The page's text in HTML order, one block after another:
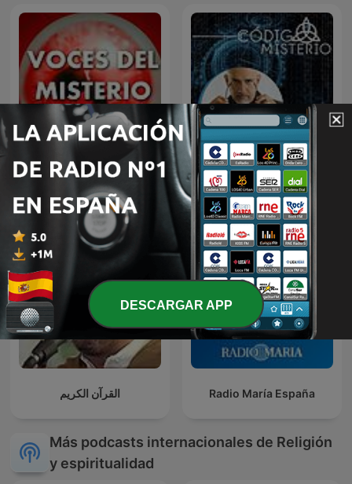
Voces del Misterio Código Misterio
القرآن الكريم Radio María España
Más podcasts internacionales de Religión
y espiritualidad
DESCARGAR APP